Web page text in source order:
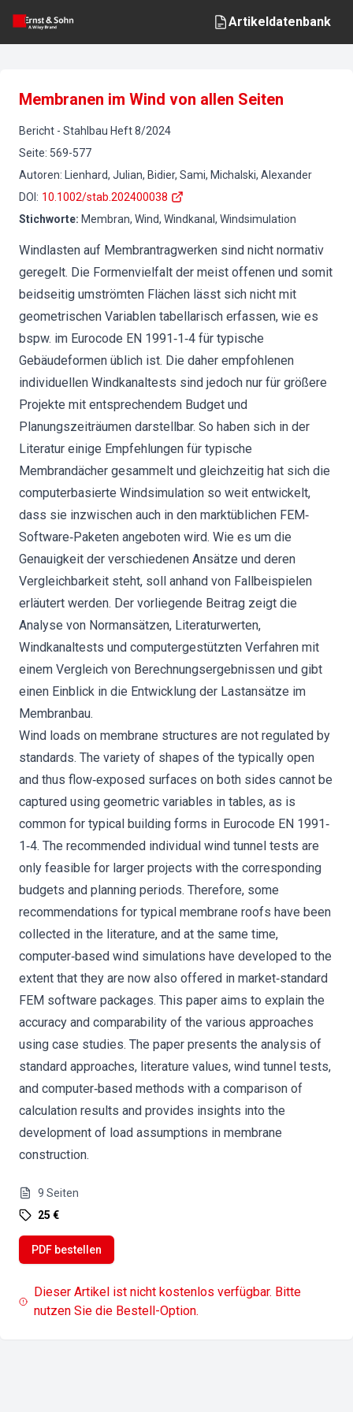
Artikeldatenbank
Membranen im Wind von allen Seiten
Bericht - Stahlbau Heft8/2024
Seite: 569-577
Autoren:
Lienhard, Julian, Bidier, Sami, Michalski, Alexander
DOI : 10.1002/stab.202400038
Stichworte: Membran, Wind, Windkanal, Windsimulation
Windlasten auf Membrantragwerken sind nicht normativ
geregelt. Die Formenvielfalt der meist offenen und somit
beidseitig umströmten Flächen lässt sich nicht mit
geometrischen Variablen tabellarisch erfassen, wie es
bspw. im Eurocode EN 1991‐1‐4 für typische
Gebäudeformen üblich ist. Die daher empfohlenen
individuellen Windkanaltests sind jedoch nur für größere
Projekte mit entsprechendem Budget und
Planungszeiträumen darstellbar. So haben sich in der
Literatur einige Empfehlungen für typische
Membrandächer gesammelt und gleichzeitig hat sich die
computerbasierte Windsimulation so weit entwickelt,
dass sie inzwischen auch in den marktüblichen FEM‐
Software‐Paketen angeboten wird. Wie es um die
Genauigkeit der verschiedenen Ansätze und deren
Vergleichbarkeit steht, soll anhand von Fallbeispielen
erläutert werden. Der vorliegende Beitrag zeigt die
Analyse von Normansätzen, Literaturwerten,
Windkanaltests und computergestützten Verfahren mit
einem Vergleich von Berechnungsergebnissen und gibt
einen Einblick in die Entwicklung der Lastansätze im
Membranbau.
Wind loads on membrane structures are not regulated by
standards. The variety of shapes of the typically open
and thus flow‐exposed surfaces on both sides cannot be
captured using geometric variables in tables, as is
common for typical building forms in Eurocode EN 1991‐
1‐4. The recommended individual wind tunnel tests are
only feasible for larger projects with the corresponding
budgets and planning periods. Therefore, some
recommendations for typical membrane roofs have been
collected in the literature, and at the same time,
computer‐based wind simulations have developed to the
extent that they are now also offered in market‐standard
FEM software packages. This paper aims to explain the
accuracy and comparability of the various approaches
using case studies. The paper presents the analysis of
standard approaches, literature values, wind tunnel tests,
and computer‐based methods with a comparison of
calculation results and provides insights into the
development of load assumptions in membrane
construction.
9 Seiten
25 €
PDF bestellen
Dieser Artikel ist nicht kostenlos verfügbar. Bitte
nutzen Sie die Bestell-Option.